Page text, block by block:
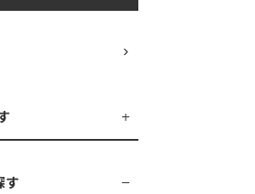
す